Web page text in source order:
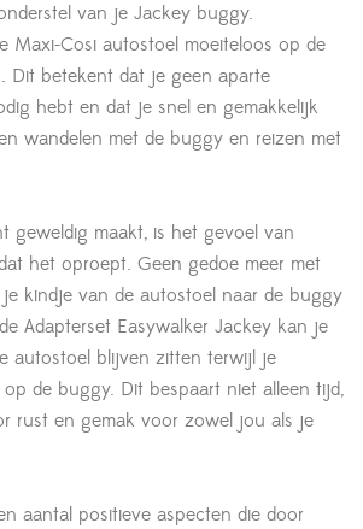
van je Jackey buggy.
Maxi-Cosi autostoel moeiteloos op de
Dit betekent dat je geen aparte
hebt en dat je snel en gemakkelijk
wandelen met de buggy en reizen met
geweldig maakt, is het gevoel van
het oproept. Geen gedoe meer met
kindje van de autostoel naar de buggy
Adapterset Easywalker Jackey kan je
autostoel blijven zitten terwijl je
de buggy. Dit bespaart niet alleen tijd,
rust en gemak voor zowel jou als je
aantal positieve aspecten die door